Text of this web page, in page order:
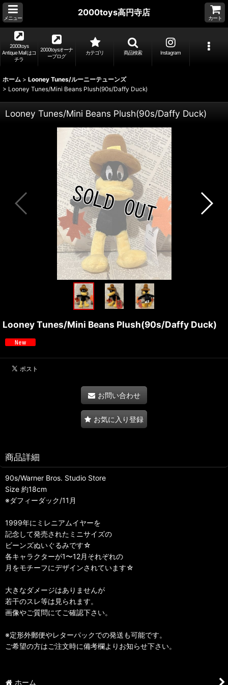
メニュー
2000toys高円寺店
カート
2000toys
Antique Mall はコ
チラ
2000toysオーナ
ーブログ
カテゴリ 商品検索 Instagram
ホーム > Looney Tunes/ルーニーテューンズ
> Looney Tunes/Mini Beans Plush(90s/Daffy Duck)
Looney Tunes/Mini Beans Plush(90s/Daffy Duck)
Looney Tunes/Mini Beans Plush(90s/Daffy Duck)
お問い合わせ
お気に入り登録
商品詳細
90s/Warner Bros. Studio Store
Size 約18cm
※ダフィーダック/11月
1999年にミレニアムイヤーを
記念して発売されたミニサイズの
ビーンズぬいぐるみです☆
各キャラクターが1〜12月それぞれの
月をモチーフにデザインされています☆
大きなダメージはありませんが
若干のスレ等は見られます。
画像やご質問にてご確認下さい。
※定形外郵便やレターパックでの発送も可能です。
ご希望の方はご注文時に備考欄よりお知らせ下さい。
ホーム